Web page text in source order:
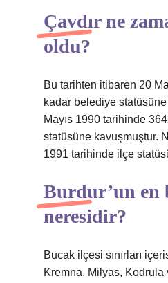
Çavdır ne
oldu?
Bu tarihten itibaren 20
kadar belediye
Mayıs 1990 tarihinde
statüsüne kavuşmuştur.
1991 tarihinde ilçe
Burdur’un en
neresidir?
Bucak ilçesi sınırları
Kremna, Milyas, Kodrula